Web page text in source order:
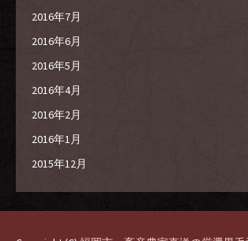
2016年7月
2016年6月
2016年5月
2016年4月
2016年2月
2016年1月
2015年12月